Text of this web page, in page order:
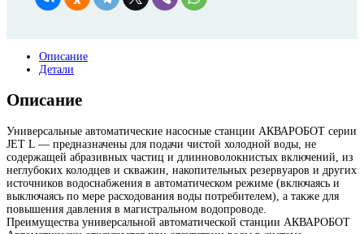
Описание
Детали
Описание
Универсальные автоматические насосные станции АКВАРОБОТ серии
JET L — предназначены для подачи чистой холодной воды, не
содержащей абразивных частиц и длинноволокнистых включений, из
неглубоких колодцев и скважин, накопительных резервуаров и других
источников водоснабжения в автоматическом режиме (включаясь и
выключаясь по мере расходования воды потребителем), а также для
повышения давления в магистральном водопроводе.
Преимущества универсальной автоматической станции АКВАРОБОТ